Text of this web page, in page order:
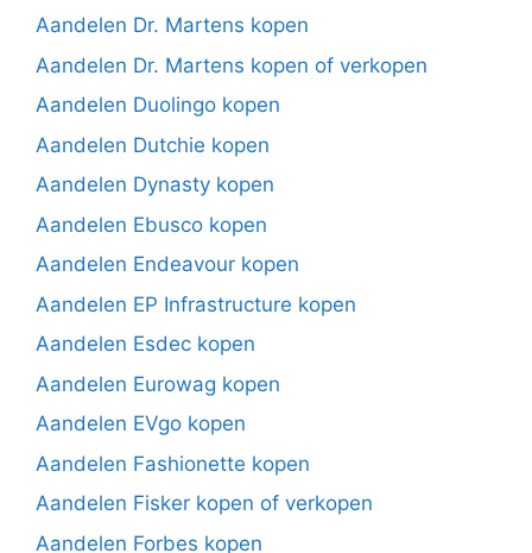
Aandelen Dr. Martens kopen
Aandelen Dr. Martens kopen of verkopen
Aandelen Duolingo kopen
Aandelen Dutchie kopen
Aandelen Dynasty kopen
Aandelen Ebusco kopen
Aandelen Endeavour kopen
Aandelen EP Infrastructure kopen
Aandelen Esdec kopen
Aandelen Eurowag kopen
Aandelen EVgo kopen
Aandelen Fashionette kopen
Aandelen Fisker kopen of verkopen
Aandelen Forbes kopen